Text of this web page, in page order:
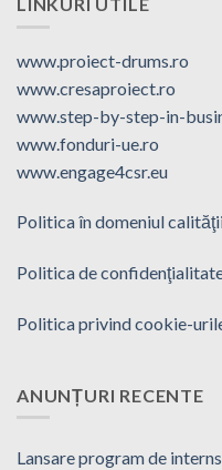
www.proiect-drums.ro
www.cresaproiect.ro
www.step-by-step-in-
www.fonduri-ue.ro
www.engage4csr.eu
Politica în domeniul
Politica de
Politica privind cookie-
ANUNȚURI RECENTE
Lansare program de